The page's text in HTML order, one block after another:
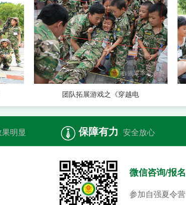
团队拓展游戏之《穿越电
明显  保障有力 安全放心
微信咨询/报名
参加自强夏令营